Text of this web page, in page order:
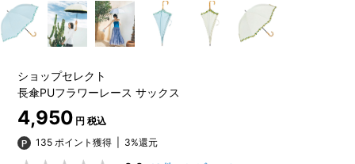
ショップセレクト
長傘PUフラワーレース サックス
4,950 円 税込
135 ポイント獲得
3%還元